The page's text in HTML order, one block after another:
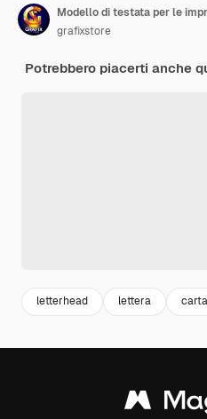
Modello di testata per le
grafixstore
Potrebbero piacerti anche
letterhead lettera